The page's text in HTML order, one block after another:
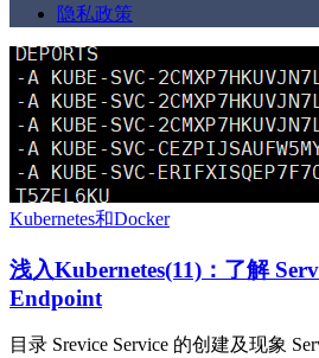
隐私政策
Kubernetes和Docker
浅入Kubernetes(11)：了解
Endpoint
目录 Srevice Service 的创建及现象